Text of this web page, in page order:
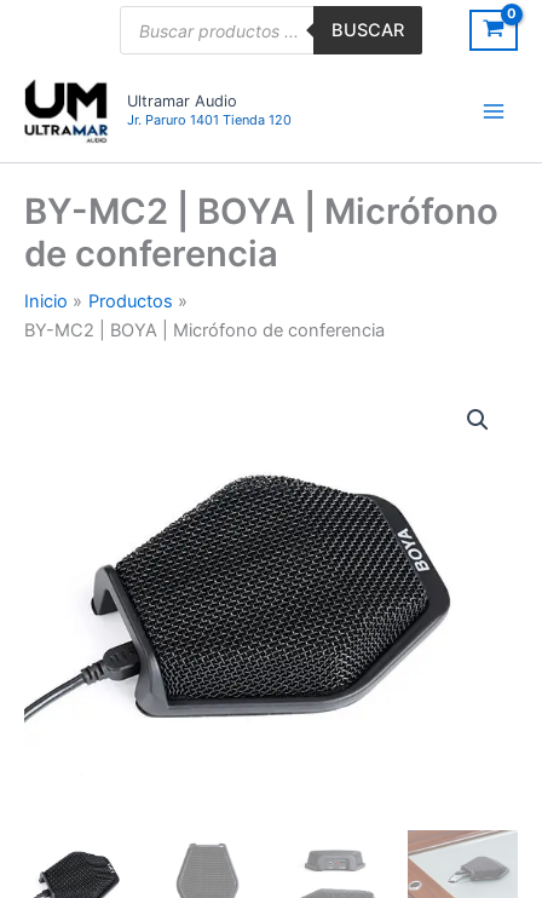
BUSCAR
Ultramar Audio
Jr. Paruro 1401 Tienda 120
BY-MC2 | BOYA | Micrófono
de conferencia
Inicio
Productos
BY-MC2 | BOYA | Micrófono de conferencia
conferencia